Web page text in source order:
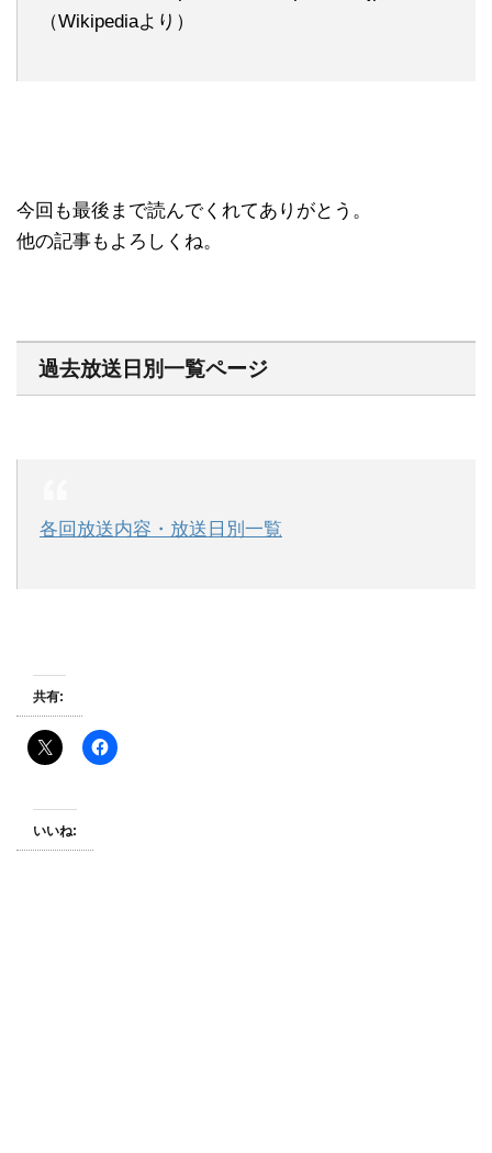
（Wikipediaより）
今回も最後まで読んでくれてありがとう。
他の記事もよろしくね。
過去放送日別一覧ページ
各回放送内容・放送日別一覧
共有:
いいね: